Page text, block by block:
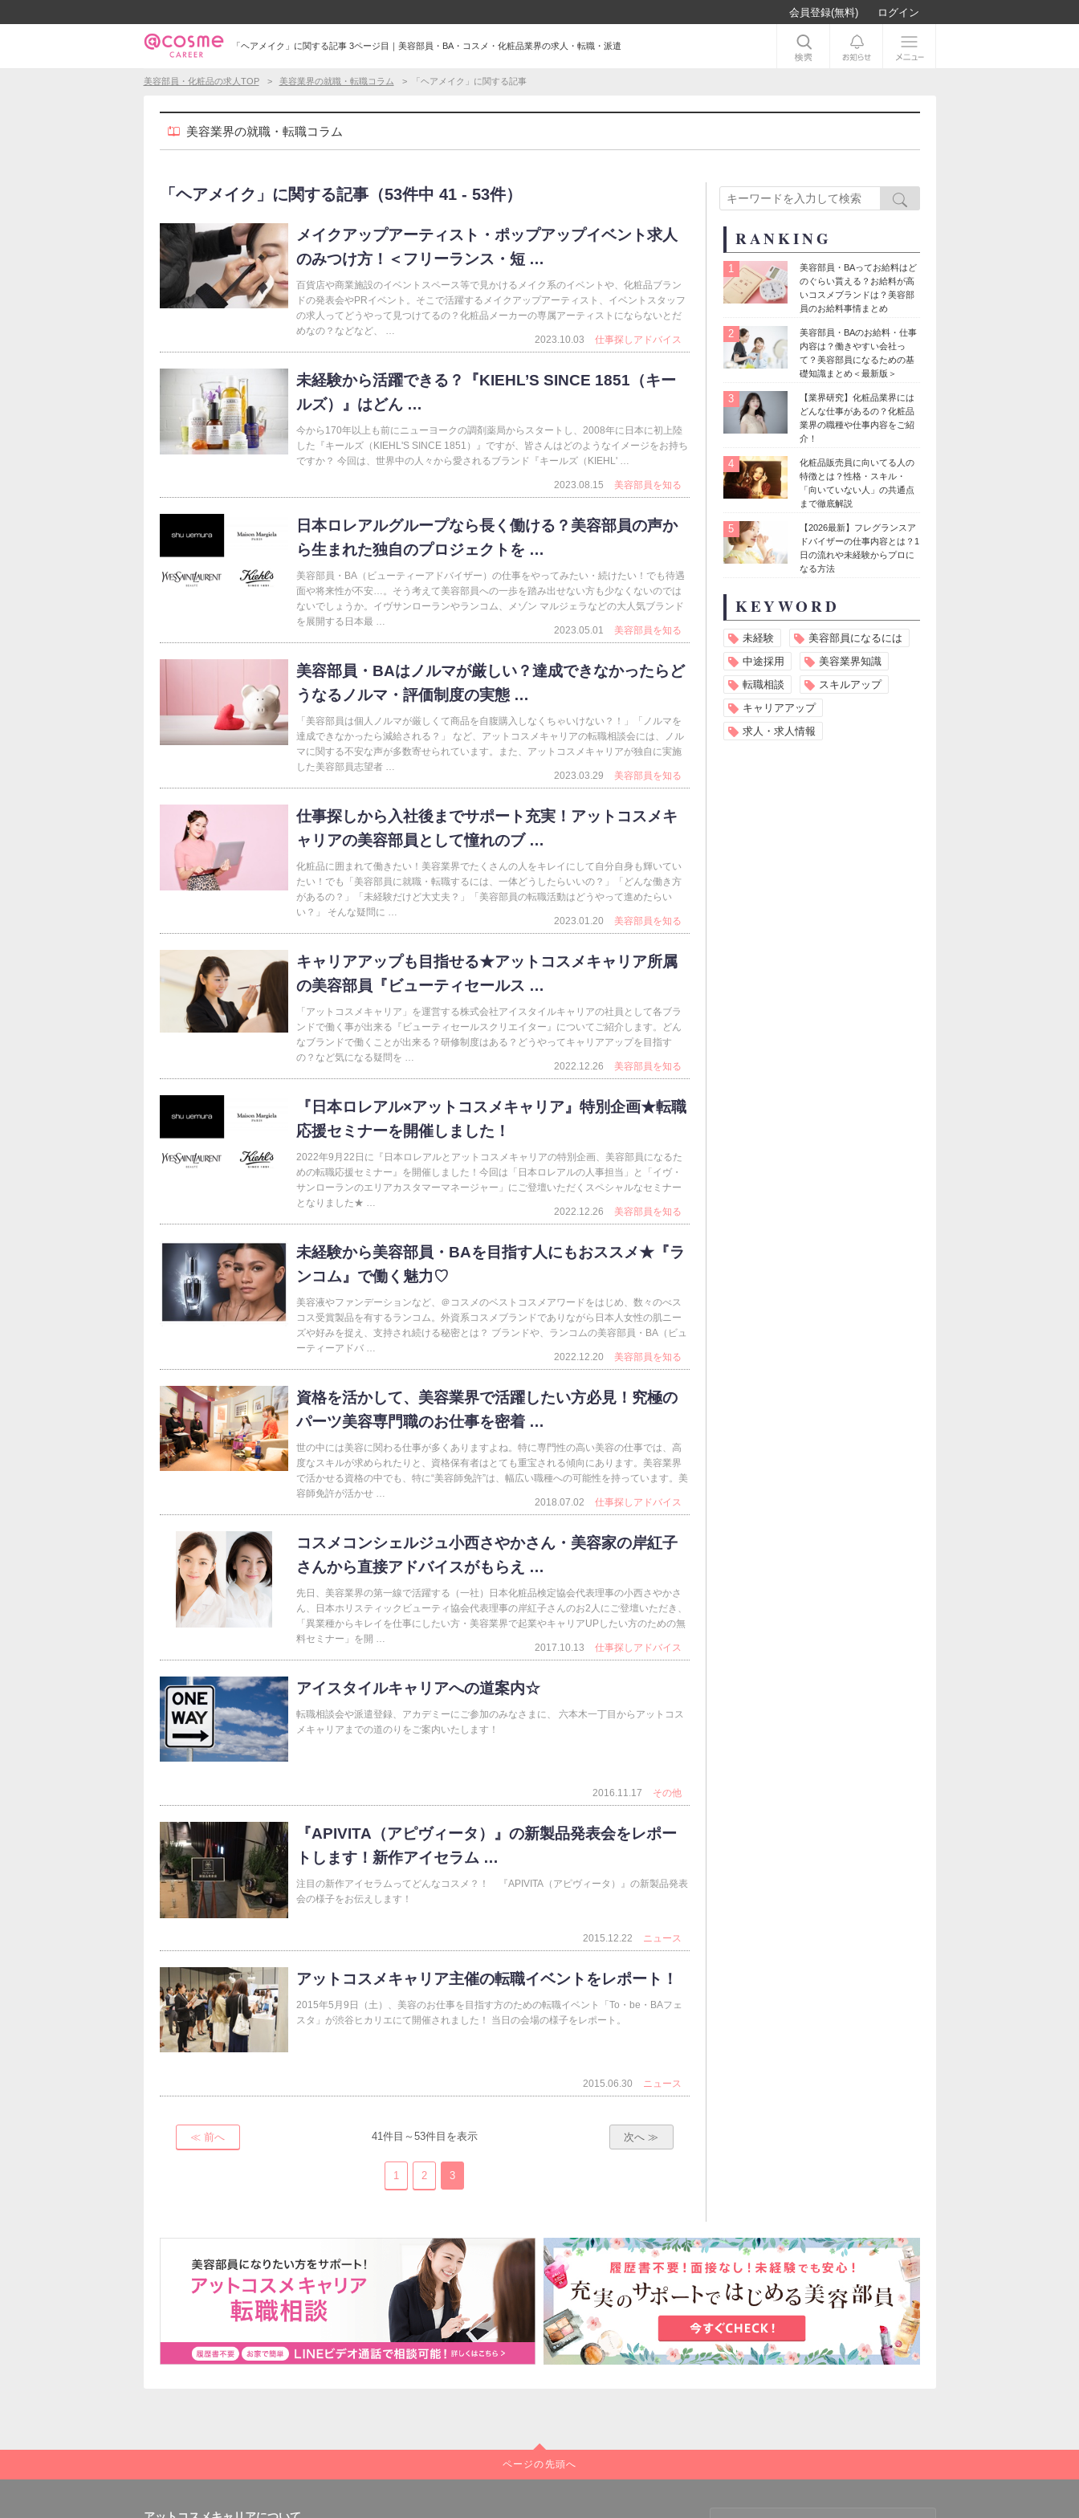
会員登録(無料) ログイン
「ヘアメイク」に関する記事 3ページ目｜美容部員・BA・コスメ・化粧品業界の求人・転職・派遣
美容部員・化粧品の求人TOP 美容業界の就職・転職コラム 「ヘアメイク」に関する記事
美容業界の就職・転職コラム
「ヘアメイク」に関する記事（53件中 41 - 53件）
メイクアップアーティスト・ポップアップイベント求人
のみつけ方！＜フリーランス・短 …
百貨店や商業施設のイベントスペース等で見かけるメイク系のイベントや、化粧品ブラン
ドの発表会やPRイベント。そこで活躍するメイクアップアーティスト、イベントスタッフ
の求人ってどうやって見つけてるの？化粧品メーカーの専属アーティストにならないとだ
めなの？などなど、 …
2023.10.03
仕事探しアドバイス
未経験から活躍できる？『KIEHL’S SINCE 1851（キー
ルズ）』はどん …
今から170年以上も前にニューヨークの調剤薬局からスタートし、2008年に日本に初上陸
した『キールズ（KIEHL'S SINCE 1851）』ですが、皆さんはどのようなイメージをお持ち
ですか？ 今回は、世界中の人々から愛されるブランド『キールズ（KIEHL' …
2023.08.15 美容部員を知る
日本ロレアルグループなら長く働ける？美容部員の声か
ら生まれた独自のプロジェクトを …
美容部員・BA（ビューティーアドバイザー）の仕事をやってみたい・続けたい！でも待遇
面や将来性が不安…。そう考えて美容部員への一歩を踏み出せない方も少なくないのでは
ないでしょうか。イヴサンローランやランコム、メゾン マルジェラなどの大人気ブランド
を展開する日本最 …
2023.05.01
美容部員を知る
美容部員・BAはノルマが厳しい？達成できなかったらど
うなるノルマ・評価制度の実態 …
「美容部員は個人ノルマが厳しくて商品を自腹購入しなくちゃいけない？！」「ノルマを
達成できなかったら減給される？」 など、アットコスメキャリアの転職相談会には、ノル
マに関する不安な声が多数寄せられています。また、アットコスメキャリアが独自に実施
した美容部員志望者 …
2023.03.29
美容部員を知る
仕事探しから入社後までサポート充実！アットコスメキ
ャリアの美容部員として憧れのブ …
化粧品に囲まれて働きたい！美容業界でたくさんの人をキレイにして自分自身も輝いてい
たい！でも「美容部員に就職・転職するには、一体どうしたらいいの？」「どんな働き方
があるの？」「未経験だけど大丈夫？」「美容部員の転職活動はどうやって進めたらい
い？」 そんな疑問に …
2023.01.20
美容部員を知る
キャリアアップも目指せる★アットコスメキャリア所属
の美容部員『ビューティセールス …
「アットコスメキャリア」を運営する株式会社アイスタイルキャリアの社員として各ブラ
ンドで働く事が出来る『ビューティセールスクリエイター』についてご紹介します。どん
なブランドで働くことが出来る？研修制度はある？どうやってキャリアアップを目指す
の？など気になる疑問を …
2022.12.26
美容部員を知る
『日本ロレアル×アットコスメキャリア』特別企画★転職
応援セミナーを開催しました！
2022年9月22日に『日本ロレアルとアットコスメキャリアの特別企画、美容部員になるた
めの転職応援セミナー』を開催しました！今回は「日本ロレアルの人事担当」と「イヴ・
サンローランのエリアカスタマーマネージャー」にご登壇いただくスペシャルなセミナー
となりました★ …
2022.12.26
美容部員を知る
未経験から美容部員・BAを目指す人にもおススメ★『ラ
ンコム』で働く魅力♡
美容液やファンデーションなど、＠コスメのベストコスメアワードをはじめ、数々のべス
コス受賞製品を有するランコム。外資系コスメブランドでありながら日本人女性の肌ニー
ズや好みを捉え、支持され続ける秘密とは？ ブランドや、ランコムの美容部員・BA（ビュ
ーティーアドバ …
2022.12.20
美容部員を知る
資格を活かして、美容業界で活躍したい方必見！究極の
パーツ美容専門職のお仕事を密着 …
世の中には美容に関わる仕事が多くありますよね。特に専門性の高い美容の仕事では、高
度なスキルが求められたりと、資格保有者はとても重宝される傾向にあります。美容業界
で活かせる資格の中でも、特に“美容師免許”は、幅広い職種への可能性を持っています。美
容師免許が活かせ …
2018.07.02
仕事探しアドバイス
コスメコンシェルジュ小西さやかさん・美容家の岸紅子
さんから直接アドバイスがもらえ …
先日、美容業界の第一線で活躍する（一社）日本化粧品検定協会代表理事の小西さやかさ
ん、日本ホリスティックビューティ協会代表理事の岸紅子さんのお2人にご登壇いただき、
「異業種からキレイを仕事にしたい方・美容業界で起業やキャリアUPしたい方のための無
料セミナー」を開 …
2017.10.13
仕事探しアドバイス
アイスタイルキャリアへの道案内☆
転職相談会や派遣登録、アカデミーにご参加のみなさまに、 六本木一丁目からアットコス
メキャリアまでの道のりをご案内いたします！
2016.11.17 その他
『APIVITA（アピヴィータ）』の新製品発表会をレポー
トします！新作アイセラム …
注目の新作アイセラムってどんなコスメ？！ 『APIVITA（アピヴィータ）』の新製品発表
会の様子をお伝えします！
2015.12.22 ニュース
アットコスメキャリア主催の転職イベントをレポート！
2015年5月9日（土）、美容のお仕事を目指す方のための転職イベント「To・be・BAフェ
スタ」が渋谷ヒカリエにて開催されました！ 当日の会場の様子をレポート。
2015.06.30 ニュース
≪ 前へ 41件目～53件目を表示 次へ ≫
1 2 3
RANKING
1
美容部員・BAってお給料はど
のぐらい貰える？お給料が高
いコスメブランドは？美容部
員のお給料事情まとめ
2
美容部員・BAのお給料・仕事
内容は？働きやすい会社っ
て？美容部員になるための基
礎知識まとめ＜最新版＞
3
【業界研究】化粧品業界には
どんな仕事があるの？化粧品
業界の職種や仕事内容をご紹
介！
4
化粧品販売員に向いてる人の
特徴とは？性格・スキル・
「向いていない人」の共通点
まで徹底解説
5
【2026最新】フレグランスア
ドバイザーの仕事内容とは？1
日の流れや未経験からプロに
なる方法
KEYWORD
未経験
美容部員になるには
中途採用
美容業界知識
転職相談
スキルアップ
キャリアアップ
求人・求人情報
ページの先頭へ